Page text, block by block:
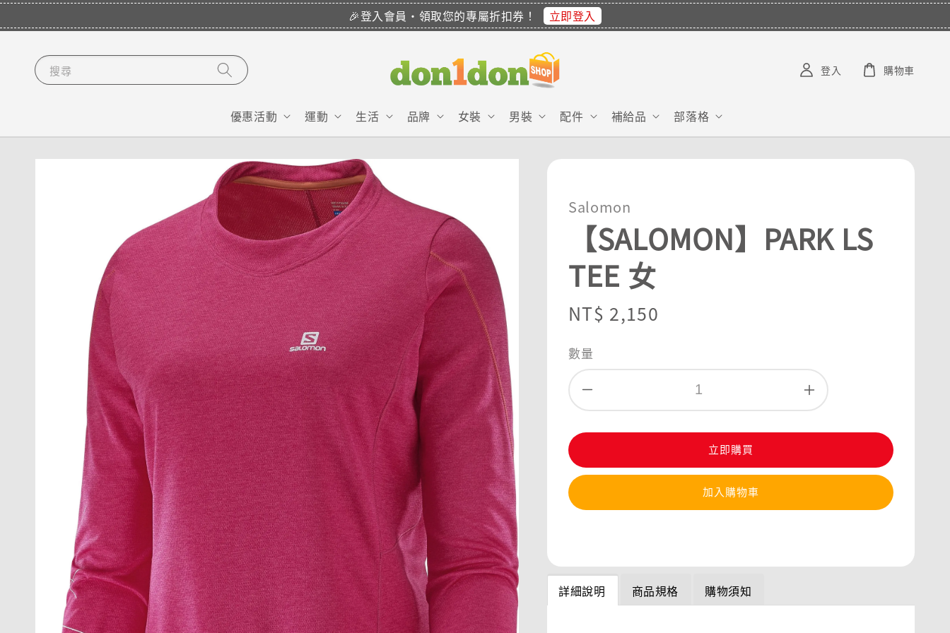
🎉登入會員・領取您的專屬折扣券！ 立即登入
搜尋
優惠活動 運動 生活 品牌 女裝 男裝 配件 補給品 部落格
登入 購物車
Salomon
【SALOMON】PARK LS
TEE 女
Regular
NT$ 2,150
數量
立即購買
加入購物車
詳細說明 商品規格 購物須知
【INCYLENCE】三鐵運動機能襪 Waves White